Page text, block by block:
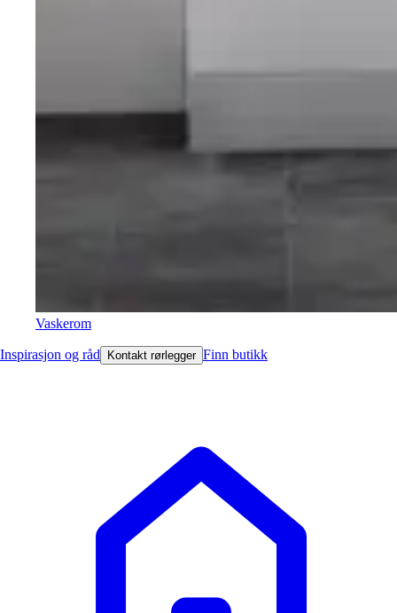
Vaskerom
Inspirasjon og råd Kontakt rørlegger Finn butikk